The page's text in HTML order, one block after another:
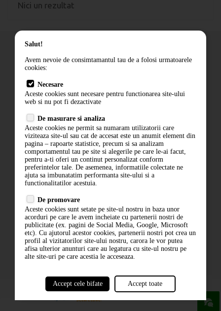
Nici un rezultat
Cum comand
Livrare
Contact
Politica de confidentialitate
ANPC
ABONARE LA NEWSLETTER
ABONARE
Salut!
Avem nevoie de consimtamantul tau de a folosi urmatoarele
cookies:
Necesare
Aceste cookies sunt necesare pentru functionarea site-ului
web si nu pot fi dezactivate
De masurare si analiza
Aceste cookies ne permit sa numaram utilizatorii care
viziteaza site-ul sau cat de accesat este un anumit element din
pagina – rapoarte statistice, precum si sa analizam
comportamentul tau pe site si alegerile pe care le-ai facut,
pentru a-ti oferi un continut personalizat conform
preferintelor tale. De asemenea, informatiile colectate ne
ajuta sa imbunatatim performanta site-ului si a
functionalitatilor acestuia.
De promovare
Aceste cookies sunt setate pe site-ul nostru in baza unor
acorduri pe care le avem incheiate cu partenerii nostri de
publicitate (ex. pagini de Social Media, Google, Microsoft
etc). Cu ajutorul acestor cookies, partenerii nostri pot crea un
profil al vizitatorilor site-ului nostru, carora le vor putea
afisa ulterior anunturi care au legatura cu site-ul nostru pe
alte site-uri pe care acestia le acceseaza.
Accept cele bifate Accept toate